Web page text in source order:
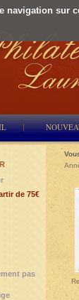
navigation sur
pas
de 75€